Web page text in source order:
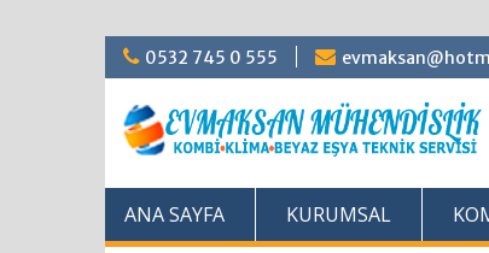
Skip
to
content
0532 745 0 555
ANA SAYFA KURUMSAL